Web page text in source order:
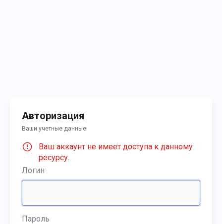
Авторизация
Ваши учетные данные
Ваш аккаунт не имеет доступа к данному
ресурсу.
Логин
Пароль